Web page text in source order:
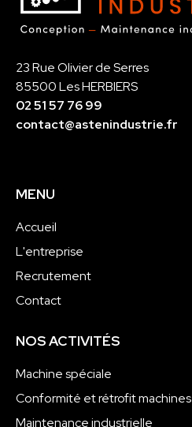
23 Rue Olivier de Serres
85500 Les HERBIERS
02 51 57 76 99
contact@astenindustrie.fr
MENU
Accueil
L'entreprise
Recrutement
Contact
NOS ACTIVITÉS
Machine spéciale
Conformité et rétrofit machines
Maintenance industrielle